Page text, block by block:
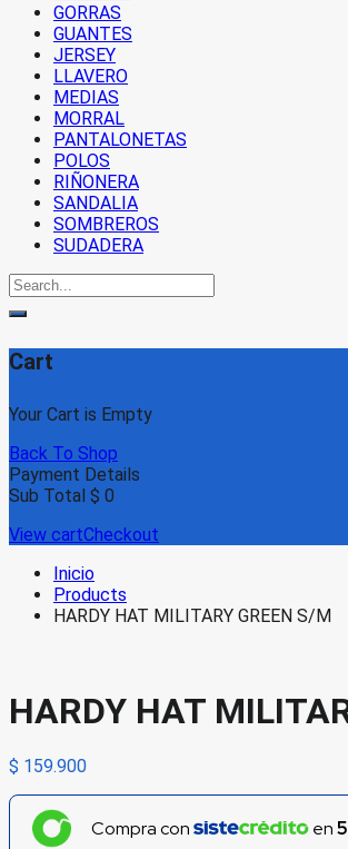
GORRAS
GUANTES
JERSEY
LLAVERO
MEDIAS
MORRAL
PANTALONETAS
POLOS
RIÑONERA
SANDALIA
SOMBREROS
SUDADERA
Cart
Your Cart is Empty
Back To Shop
Payment Details
Sub Total $ 0
View cartCheckout
Inicio
Products
HARDY HAT MILITARY GREEN S/M
HARDY HAT
$ 159.900
Compra con en5